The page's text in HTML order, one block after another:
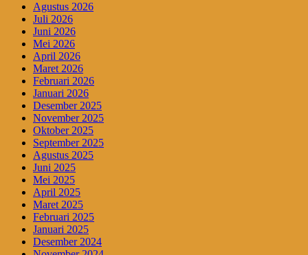
Agustus 2026
Juli 2026
Juni 2026
Mei 2026
April 2026
Maret 2026
Februari 2026
Januari 2026
Desember 2025
November 2025
Oktober 2025
September 2025
Agustus 2025
Juni 2025
Mei 2025
April 2025
Maret 2025
Februari 2025
Januari 2025
Desember 2024